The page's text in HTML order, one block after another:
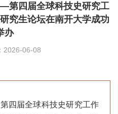
第四届全球科技史研究工
究生论坛在南开大学成功
办
2026-06-08
第四届全球科技史研究工作